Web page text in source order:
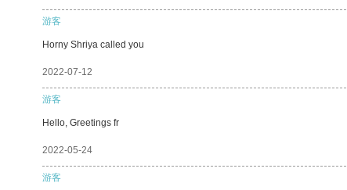
游客
Horny Shriya called you
2022-07-12
游客
Hello, Greetings fr
2022-05-24
游客